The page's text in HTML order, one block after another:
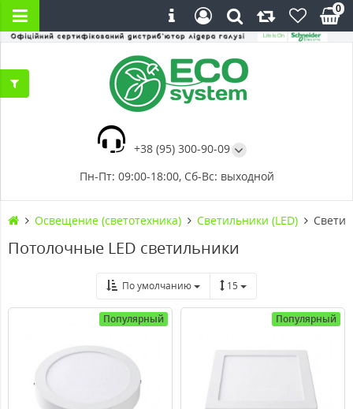
+38 (95) 300-90-09
Пн-Пт: 09:00-18:00, Сб-Вс: выходной
0
Освещение (светотехника) Светильники (LED)
Потолочные LED светильники
По умолчанию 15
Популярный Популярный